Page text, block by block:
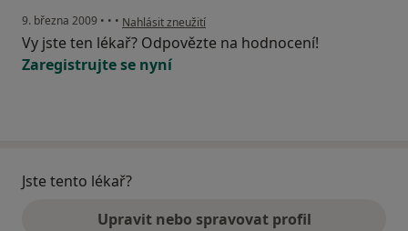
9. března 2009 • • • podle názoru uživatele Lucie
Nahlásit zneužití
Vy jste ten lékař? Odpovězte na hodnocení!
Zaregistrujte se nyní
Jste tento lékař?
Upravit nebo spravovat profil